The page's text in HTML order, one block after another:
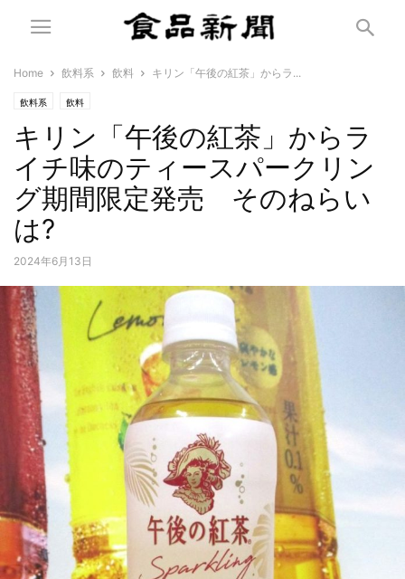
Home 飲料系 飲料 キリン「午後の紅茶」からラ...
飲料系 飲料
キリン「午後の紅茶」からラ
イチ味のティースパークリン
グ期間限定発売 そのねらい
は?
2024年6月13日